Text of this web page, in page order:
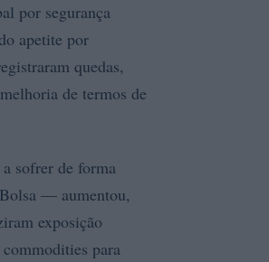
por segurança
apetite por
quedas,
de termos de
a sofrer de forma
— aumentou,
exposição
para